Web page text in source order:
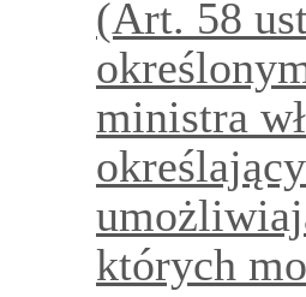
(Art. 58
ministra
których